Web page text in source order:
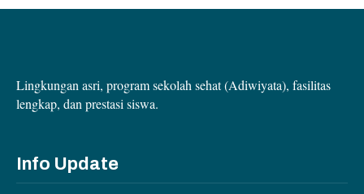
Lingkungan asri, program sekolah sehat (Adiwiyata), fasilitas
lengkap, dan prestasi siswa.
Info Update